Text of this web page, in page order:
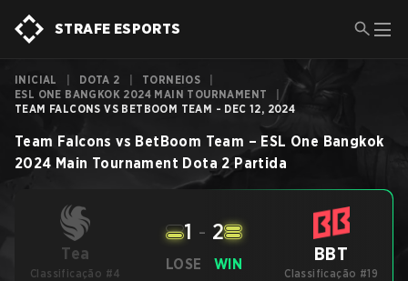
STRAFE ESPORTS
INICIAL DOTA 2 TORNEIOS
ESL ONE BANGKOK 2024 MAIN TOURNAMENT
TEAM FALCONS VS BETBOOM TEAM - DEC 12, 2024
Team Falcons vs BetBoom Team – ESL One Bangkok
2024 Main Tournament Dota 2 Partida
Tea
Classificação #4
LOSE
1 - 2
WIN BBT
Classificação #19